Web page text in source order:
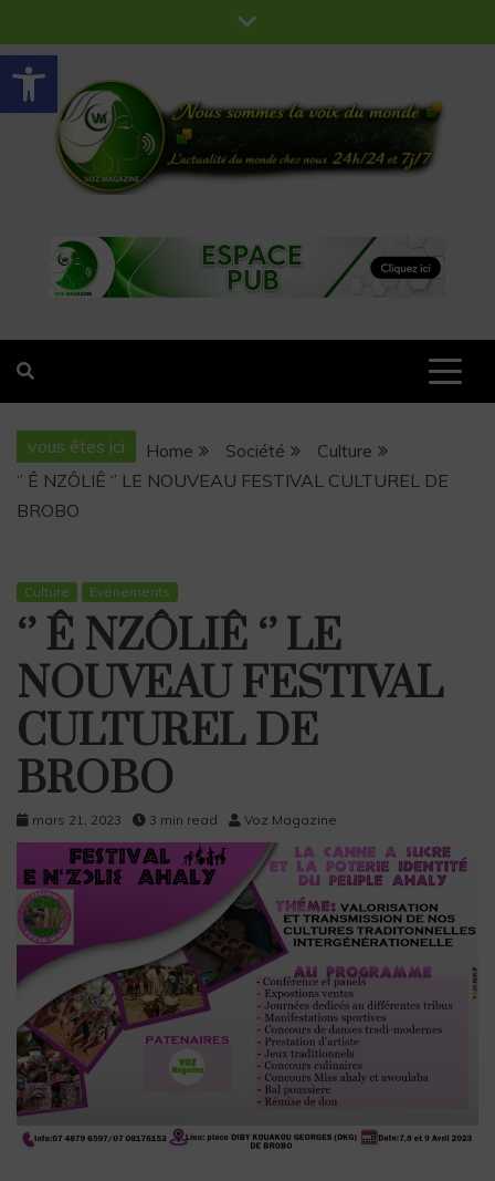
Ouvrir la barre d’outils
VOZ MAGAZINE
vous êtes ici Home Société
Culture
‘’ Ê NZÔLIÊ ‘’ LE NOUVEAU FESTIVAL CULTUREL DE
BROBO
Culture Evénements
‘’ Ê NZÔLIÊ ‘’ LE
NOUVEAU FESTIVAL
CULTUREL DE
BROBO
mars 21, 2023 3 min read Voz Magazine